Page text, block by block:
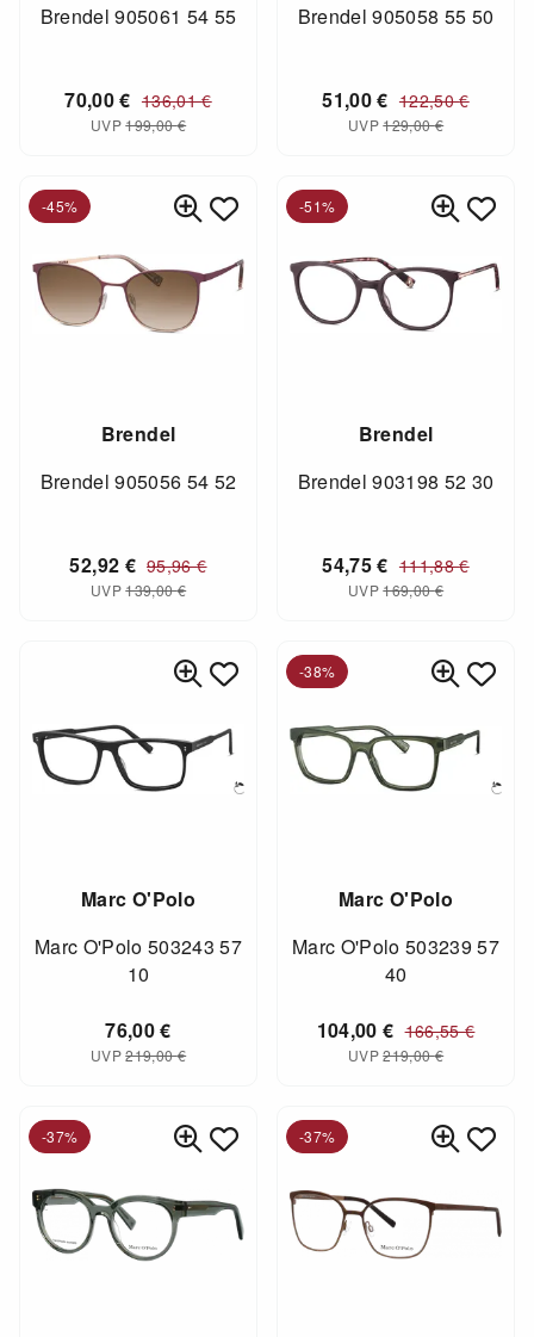
Brendel 905061 54 55
70,00€ 136,01€
UVP199,00€
Brendel 905058 55 50
51,00€ 122,50€
UVP129,00€
Brendel
Brendel 905056 54 52
52,92 € 95,96€
UVP139,00€
-45%
Brendel
Brendel 903198 52 30
54,75€ 111,88€
UVP169,00€
-51%
Marc O'Polo
Marc O'Polo 503243 57
10
76,00€
UVP219,00€
Marc O'Polo
Marc O'Polo 503239 57
40
104,00€ 166,55€
UVP219,00€
-38%
-37% -37%